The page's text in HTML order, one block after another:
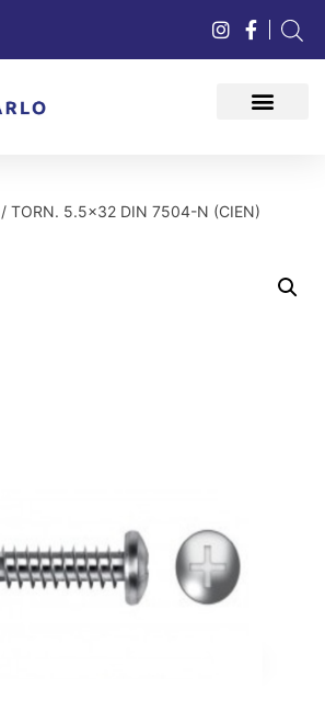
/ TORN. 5.5×32 DIN 7504-N (CIEN)